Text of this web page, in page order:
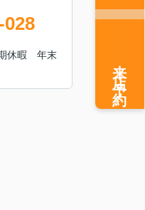
028
期休暇 年末
来店予約